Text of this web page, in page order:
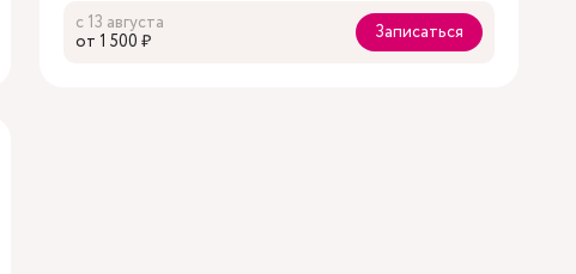
с 13 августа
oт 1 500 ₽
Записаться